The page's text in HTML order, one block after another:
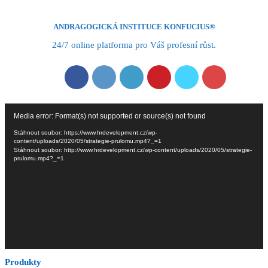
ANDRAGOGICKÁ INSTITUCE KONFUCIUS®
24/7 online platforma pro Váš profesní růst.
Media error: Format(s) not supported or source(s) not found
Stáhnout soubor: https://www.hrdevelopment.cz/wp-
content/uploads/2020/05/strategie-prulomu.mp4?_=1
Stáhnout soubor: http://www.hrdevelopment.cz/wp-content/uploads/2020/05/strategie-
prulomu.mp4?_=1
Produkty